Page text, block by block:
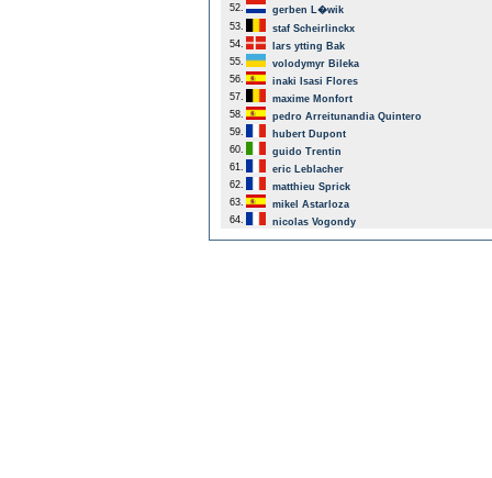
52.
gerben L�wik
53.
staf Scheirlinckx
54.
lars ytting Bak
55.
volodymyr Bileka
56.
inaki Isasi Flores
57.
maxime Monfort
58.
pedro Arreitunandia Quintero
59.
hubert Dupont
60.
guido Trentin
61.
eric Leblacher
62.
matthieu Sprick
63.
mikel Astarloza
64.
nicolas Vogondy